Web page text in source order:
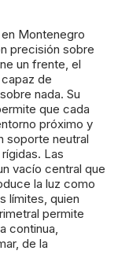
Montenegro
precisión sobre
un frente, el
de
nada. Su
que cada
próximo y
soporte neutral
Las
vacío central que
la luz como
límites, quien
permite
continua,
de la